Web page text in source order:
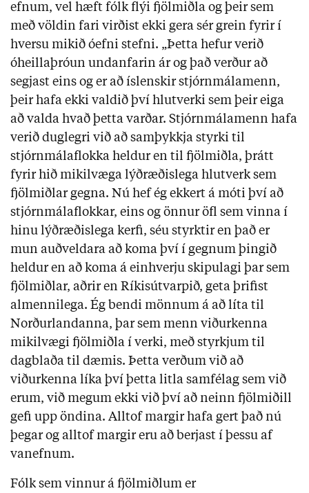
efnum, vel hæft fólk flýi fjölmiðla og þeir sem
með völdin fari virðist ekki gera sér grein fyrir í
hversu mikið óefni stefni. „Þetta hefur verið
óheillaþróun undanfarin ár og það verður að
segjast eins og er að íslenskir stjórnmálamenn,
þeir hafa ekki valdið því hlutverki sem þeir eiga
að valda hvað þetta varðar. Stjórnmálamenn hafa
verið duglegri við að samþykkja styrki til
stjórnmálaflokka heldur en til fjölmiðla, þrátt
fyrir hið mikilvæga lýðræðislega hlutverk sem
fjölmiðlar gegna. Nú hef ég ekkert á móti því að
stjórnmálaflokkar, eins og önnur öfl sem vinna í
hinu lýðræðislega kerfi, séu styrktir en það er
mun auðveldara að koma því í gegnum þingið
heldur en að koma á einhverju skipulagi þar sem
fjölmiðlar, aðrir en Ríkisútvarpið, geta þrifist
almennilega. Ég bendi mönnum á að líta til
Norðurlandanna, þar sem menn viðurkenna
mikilvægi fjölmiðla í verki, með styrkjum til
dagblaða til dæmis. Þetta verðum við að
viðurkenna líka því þetta litla samfélag sem við
erum, við megum ekki við því að neinn fjölmiðill
gefi upp öndina. Alltof margir hafa gert það nú
þegar og alltof margir eru að berjast í þessu af
vanefnum.
Fólk sem vinnur á fjölmiðlum er